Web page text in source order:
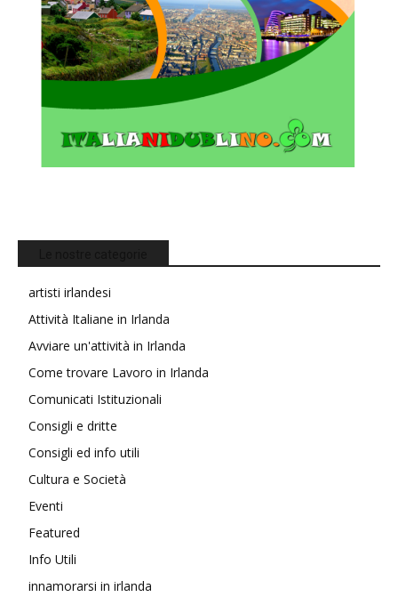
artisti irlandesi
Attività Italiane in Irlanda
Avviare un'attività in Irlanda
Come trovare Lavoro in Irlanda
Comunicati Istituzionali
Consigli e dritte
Consigli ed info utili
Cultura e Società
Eventi
Featured
Info Utili
innamorarsi in irlanda